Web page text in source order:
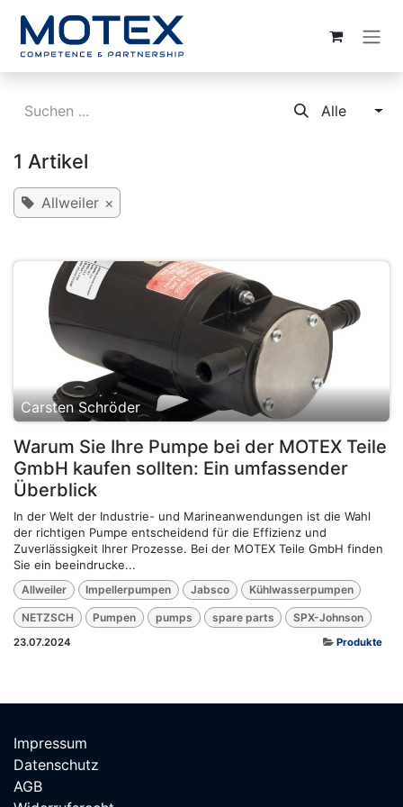
Alle
1 Artikel
Allweiler ×
Carsten Schröder
Warum Sie Ihre Pumpe bei der MOTEX Teile
GmbH kaufen sollten: Ein umfassender
Überblick
In der Welt der Industrie- und Marineanwendungen ist die Wahl
der richtigen Pumpe entscheidend für die Effizienz und
Zuverlässigkeit Ihrer Prozesse. Bei der MOTEX Teile GmbH finden
Sie ein beeindrucke...
Allweiler Impellerpumpen Jabsco Kühlwasserpumpen
NETZSCH Pumpen pumps spare parts SPX-Johnson
23.07.2024 Produkte
Impressum
Datenschutz
AGB